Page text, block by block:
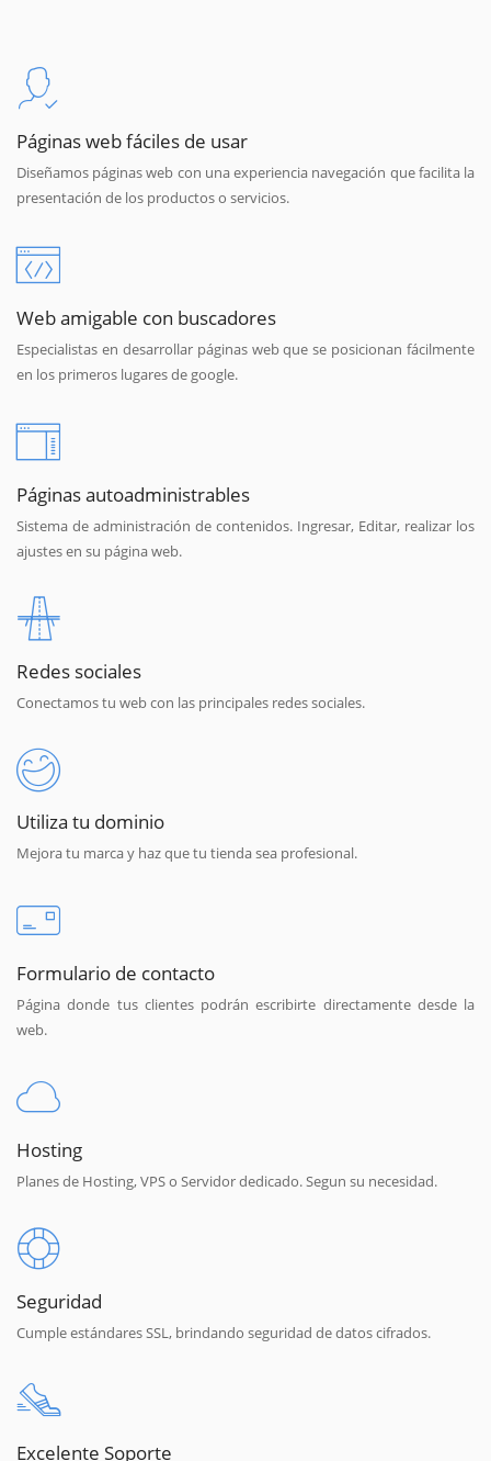
Páginas web fáciles de usar
Diseñamos páginas web con una experiencia navegación que facilita la
presentación de los productos o servicios.
Web amigable con buscadores
Especialistas en desarrollar páginas web que se posicionan fácilmente
en los primeros lugares de google.
Páginas autoadministrables
Sistema de administración de contenidos. Ingresar, Editar, realizar los
ajustes en su página web.
Redes sociales
Conectamos tu web con las principales redes sociales.
Utiliza tu dominio
Mejora tu marca y haz que tu tienda sea profesional.
Formulario de contacto
Página donde tus clientes podrán escribirte directamente desde la
web.
Hosting
Planes de Hosting, VPS o Servidor dedicado. Segun su necesidad.
Seguridad
Cumple estándares SSL, brindando seguridad de datos cifrados.
Excelente Soporte